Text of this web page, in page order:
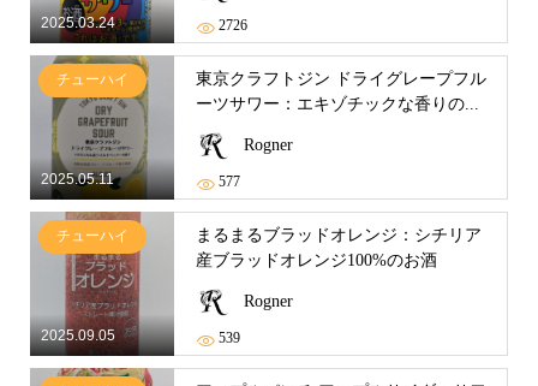
2025.03.24 2726
2025.05.11
チューハイ
東京クラフトジン ドライグレープフル
ーツサワー：エキゾチックな香りの...
Rogner
577
2025.09.05
チューハイ
まるまるブラッドオレンジ：シチリア
産ブラッドオレンジ100%のお酒
Rogner
539